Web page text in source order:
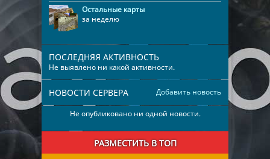
Остальные карты
за неделю
ПОСЛЕДНЯЯ АКТИВНОСТЬ
Не выявлено ни какой активности.
Добавить новость
НОВОСТИ СЕРВЕРА
Не опубликовано ни одной новости.
РАЗМЕСТИТЬ В ТОП